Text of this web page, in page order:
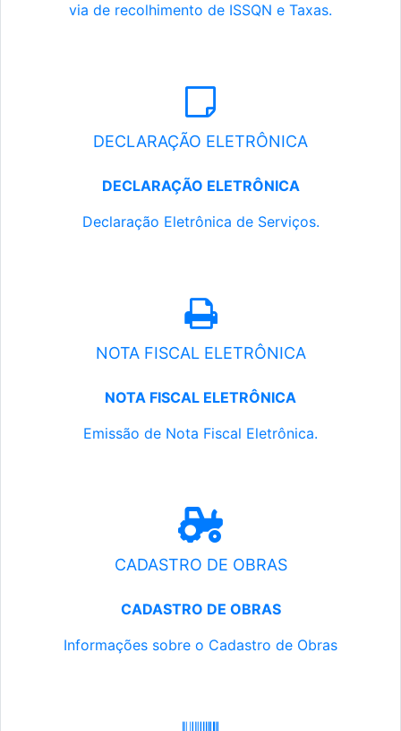
via de recolhimento de ISSQN e Taxas.
DECLARAÇÃO ELETRÔNICA
DECLARAÇÃO ELETRÔNICA
Declaração Eletrônica de Serviços.
NOTA FISCAL ELETRÔNICA
NOTA FISCAL ELETRÔNICA
Emissão de Nota Fiscal Eletrônica.
CADASTRO DE OBRAS
CADASTRO DE OBRAS
Informações sobre o Cadastro de Obras